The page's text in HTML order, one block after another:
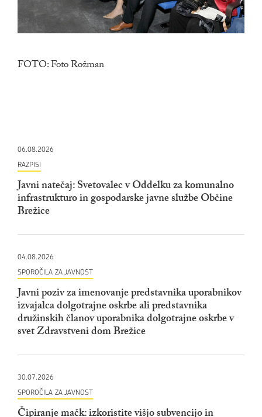
FOTO: Foto Rožman
06.08.2026
RAZPISI
Javni natečaj: Svetovalec v Oddelku za komunalno
infrastrukturo in gospodarske javne službe Občine
Brežice
04.08.2026
SPOROČILA ZA JAVNOST
Javni poziv za imenovanje predstavnika uporabnikov
izvajalca dolgotrajne oskrbe ali predstavnika
družinskih članov uporabnika dolgotrajne oskrbe v
svet Zdravstveni dom Brežice
30.07.2026
SPOROČILA ZA JAVNOST